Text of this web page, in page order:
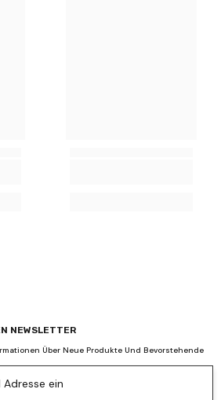
NEWSLETTER
Über Neue Produkte Und Bevorstehende
ein